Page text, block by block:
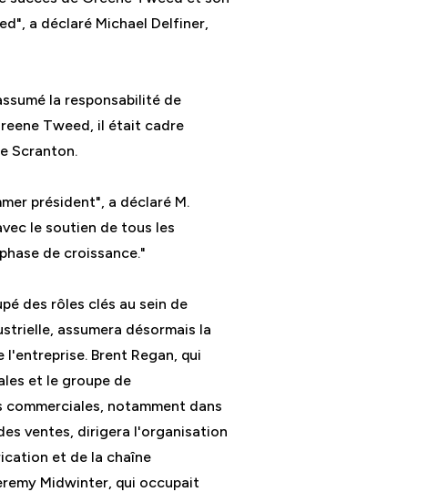
a déclaré Michael Delfiner,
la responsabilité de
Tweed, il était cadre
Scranton.
président", a déclaré M.
le soutien de tous les
de croissance."
des rôles clés au sein de
assumera désormais la
Brent Regan, qui
et le groupe de
notamment dans
ventes, dirigera l'organisation
et de la chaîne
Midwinter, qui occupait